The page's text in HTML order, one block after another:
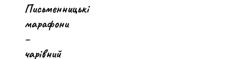
Письменницькі
марафони
–
чарівний